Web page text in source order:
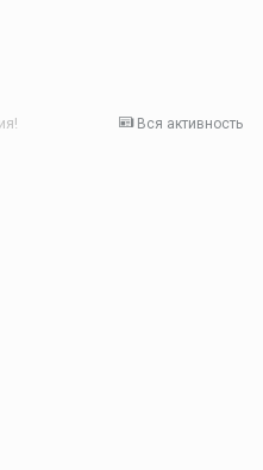
Вся активность